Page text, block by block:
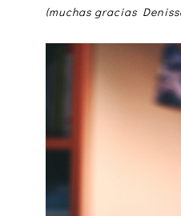
(muchas gracias